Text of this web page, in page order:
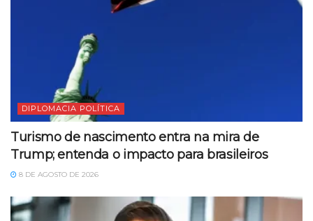
DIPLOMACIA POLÍTICA
Turismo de nascimento entra na mira de
Trump; entenda o impacto para brasileiros
8 DE AGOSTO DE 2026